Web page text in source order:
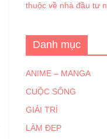
thuộc về nhà đầu tư
Danh mục
ANIME – MANGA
CUỘC SỐNG
GIẢI TRÍ
LÀM ĐẸP